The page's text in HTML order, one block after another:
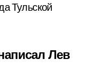
Тульской
Лев